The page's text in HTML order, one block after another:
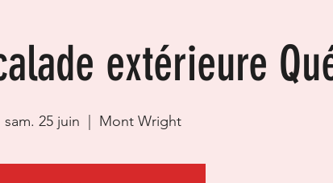
extérieure
sam. 25 juin Mont Wright